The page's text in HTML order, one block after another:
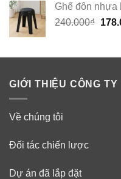
Ghế đôn nhựa
240.000₫
GIỚI THIỆU CÔNG TY
Về chúng tôi
Đối tác chiến lược
Dự án đã lắp đặt